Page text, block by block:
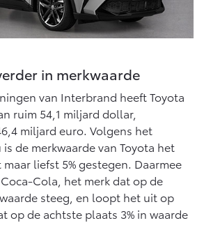
Toyota C-HR
Vanaf € 36.495,-
RAV4
PLUG-IN HYBRIDE
in merkwaarde
van Interbrand heeft Toyota
ruim 54,1 miljard dollar,
miljard euro. Volgens het
de merkwaarde van Toyota het
liefst 5% gestegen. Daarmee
Cola, het merk dat op de
steeg, en loopt het uit op
op de achtste plaats 3% in waarde